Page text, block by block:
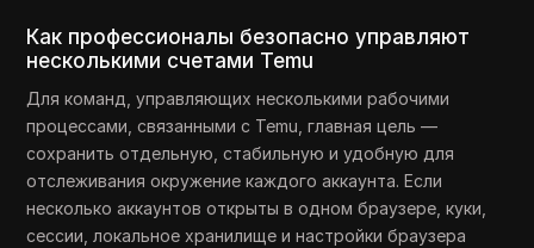
Как профессионалы безопасно управляют
несколькими счетами Temu
Для команд, управляющих несколькими рабочими
процессами, связанными с Temu, главная цель —
сохранить отдельную, стабильную и удобную для
отслеживания окружение каждого аккаунта. Если
несколько аккаунтов открыты в одном браузере, куки,
сессии, локальное хранилище и настройки браузера